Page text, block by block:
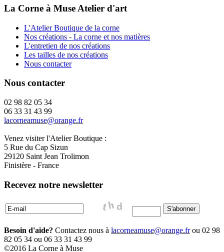
La Corne à Muse Atelier d'art
L'Atelier Boutique de la corne
Nos créations - La corne et nos matières
L'entretien de nos créations
Les tailles de nos créations
Nous contacter
Nous contacter
02 98 82 05 34
06 33 31 43 99
lacorneamuse@orange.fr
Venez visiter l'Atelier Boutique :
5 Rue du Cap Sizun
29120 Saint Jean Trolimon
Finistère - France
Recevez notre newsletter
Besoin d'aide? Contactez nous à lacorneamuse@orange.frou 02 98
82 05 34 ou 06 33 31 43 99
©2016 La Corne à Muse